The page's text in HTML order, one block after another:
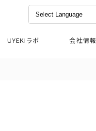
UYEKIラボ 会社情報